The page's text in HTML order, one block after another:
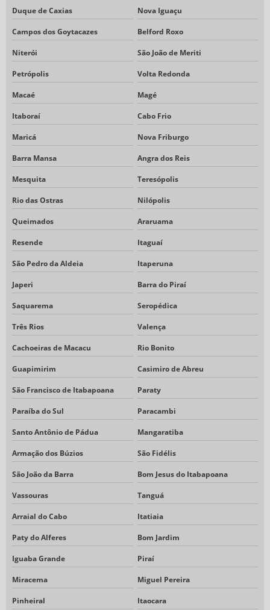
VÁLVULAS DE BLOQUEIO TIPO AGULHA
VÁLVULAS DE MANIFOLD
Duque de Caxias Nova Iguaçu
Campos dos Goytacazes Belford Roxo
Niterói São João de Meriti
Petrópolis Volta Redonda
Macaé Magé
Itaboraí Cabo Frio
Maricá Nova Friburgo
Barra Mansa Angra dos Reis
Mesquita Teresópolis
Rio das Ostras Nilópolis
Queimados Araruama
Resende Itaguaí
São Pedro da Aldeia Itaperuna
Japeri Barra do Piraí
Saquarema Seropédica
Três Rios Valença
Cachoeiras de Macacu Rio Bonito
Guapimirim Casimiro de Abreu
São Francisco de Itabapoana Paraty
Paraíba do Sul Paracambi
Santo Antônio de Pádua Mangaratiba
Armação dos Búzios São Fidélis
São João da Barra Bom Jesus do Itabapoana
Vassouras Tanguá
Arraial do Cabo Itatiaia
Paty do Alferes Bom Jardim
Iguaba Grande Piraí
Miracema Miguel Pereira
Pinheiral Itaocara